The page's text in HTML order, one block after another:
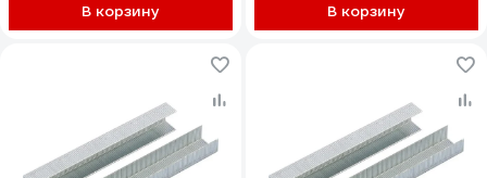
В корзину В корзину